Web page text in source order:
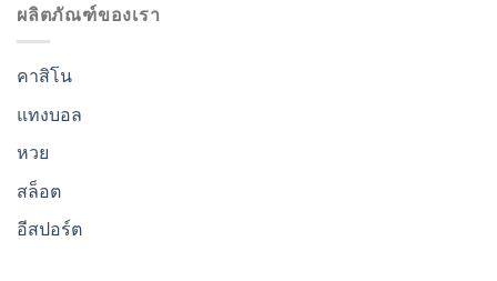
ผลิตภัณฑ์ของเรา
คาสิโน
แทงบอล
หวย
สล็อต
อีสปอร์ต